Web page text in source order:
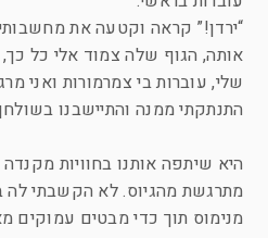
“ירדן!” קראה וקטעה את
אותה, הגוף שלה צמוד אלי כל
שלי, עוברות בי צמרמורות ואני
התנתקתי ממנה והתיישבנו
היא שיתפה אותנו בחוויות
מתרגשת מהגיוס. לא הקשבתי לה
מנימוס תוך כדי מבטים עמוקים